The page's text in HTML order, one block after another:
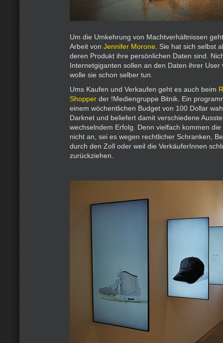
Um die Umkehrung von Machtverhältnissen
Arbeit von Jennifer Morone . Sie hat sich selbst
deren Produkt ihre persönlichen Daten sind.
Internetgiganten sollen an den Daten ihrer User
wolle sie schon selber tun.
Ums Kaufen und Verkaufen geht es auch beim
Shopper der !Mediengruppe Bitnik. Ein
einem wöchentlichen Budget von 100 Dollar
Darknet und beliefert damit verschiedene
wechselndem Erfolg. Denn vielfach kommen
nicht an, sei es wegen rechtlicher Schranken,
durch den Zoll oder weil die VerkäuferInnen
zurückziehen.